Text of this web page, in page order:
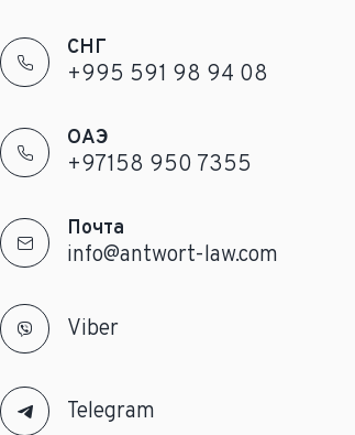
СНГ
+995 591 98 94 08
ОАЭ
+97158 950 7355
Почта
info@antwort-law.com
Viber
Telegram